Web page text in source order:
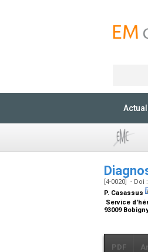
[4-0020] - Doi
P. Casassus
Service
93009
PDF